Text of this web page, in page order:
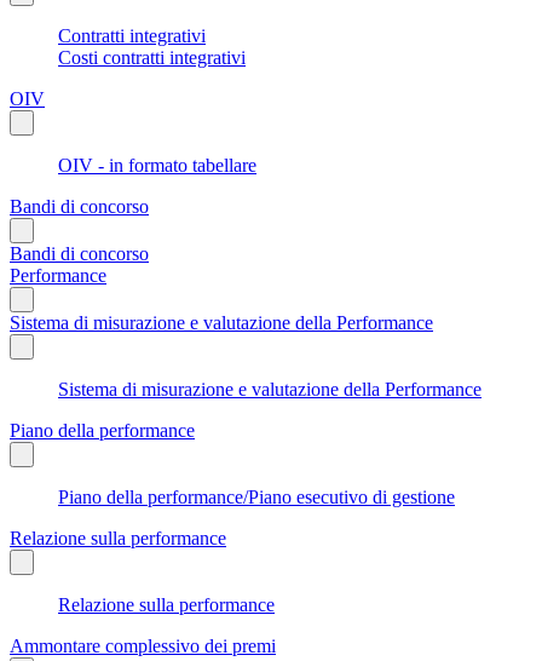
Contratti integrativi
Costi contratti integrativi
OIV
OIV - in formato tabellare
Bandi di concorso
Bandi di concorso
Performance
Sistema di misurazione e valutazione della Performance
Sistema di misurazione e valutazione della Performance
Piano della performance
Piano della performance/Piano esecutivo di gestione
Relazione sulla performance
Relazione sulla performance
Ammontare complessivo dei premi